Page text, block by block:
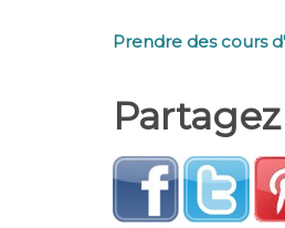
Prendre des cours